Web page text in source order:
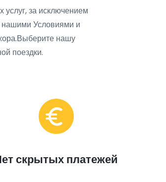
за исключением
нашими Условиями и
нашу
поездки.
скрытых платежей